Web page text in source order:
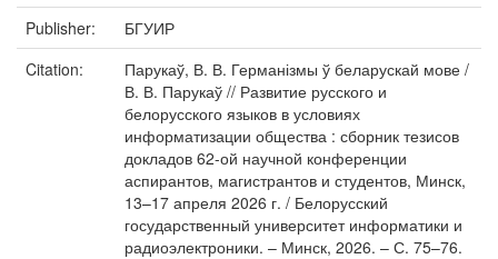
Publisher:
БГУИР
Citation:
Парукаў, В. В. Германізмы ў беларускай мове /
В. В. Парукаў // Развитие русского и
белорусского языков в условиях
информатизации общества : сборник тезисов
докладов 62-ой научной конференции
аспирантов, магистрантов и студентов, Минск,
13–17 апреля 2026 г. / Белорусский
государственный университет информатики и
радиоэлектроники. – Минск, 2026. – С. 75–76.